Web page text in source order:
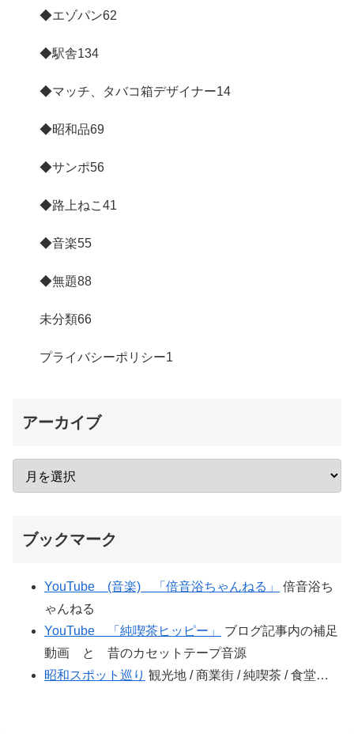
◆エゾパン62
◆駅舎134
◆マッチ、タバコ箱デザイナー14
◆昭和品69
◆サンポ56
◆路上ねこ 41
◆音楽55
◆無題88
未分類66
プライバシーポリシー1
アーカイブ
ブックマーク
YouTube (音楽) 「倍音浴ちゃんねる」
倍音浴ち
ゃんねる
YouTube 「純喫茶ヒッピー」
ブログ記事内の補足
動画 と 昔のカセットテープ音源
昭和スポット巡り 観光地 / 商業街 / 純喫茶 / 食堂…